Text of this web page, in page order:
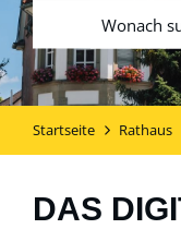
Startseite Rathaus
DAS